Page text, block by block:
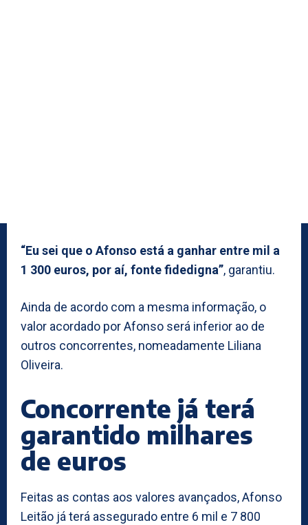
“Eu sei que o Afonso está a ganhar entre mil a
1 300 euros, por aí, fonte fidedigna”, garantiu.
Ainda de acordo com a mesma informação, o
valor acordado por Afonso será inferior ao de
outros concorrentes, nomeadamente Liliana
Oliveira.
Concorrente já terá
garantido milhares
de euros
Feitas as contas aos valores avançados, Afonso
Leitão já terá assegurado entre 6 mil e 7 800